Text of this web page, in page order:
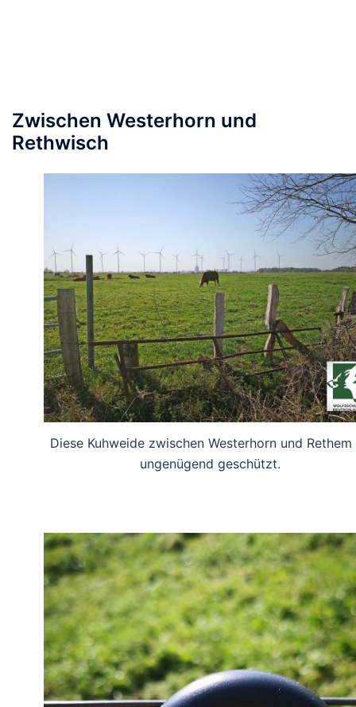
Zwischen Westerhorn und
Rethwisch
Diese Kuhweide zwischen Westerhorn und Rethem
ungenügend geschützt.